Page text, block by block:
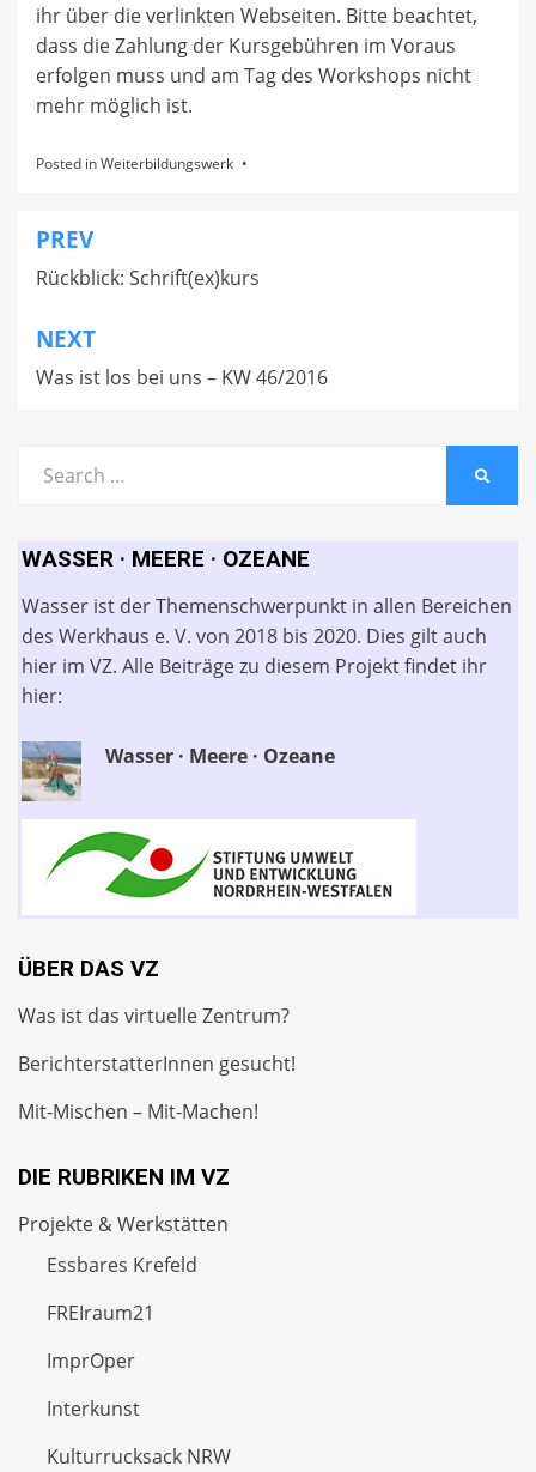
ihr über die verlinkten Webseiten. Bitte beachtet,
dass die Zahlung der Kursgebühren im Voraus
erfolgen muss und am Tag des Workshops nicht
mehr möglich ist.
Posted inWeiterbildungswerk
Beitragsnavigation
PREV
Rückblick: Schrift(ex)kurs
NEXT
Was ist los bei uns – KW 46/2016
for:
WASSER · MEERE · OZEANE
Wasser ist der Themenschwerpunkt in allen Bereichen
des Werkhaus e. V. von 2018 bis 2020. Dies gilt auch
hier im VZ. Alle Beiträge zu diesem Projekt findet ihr
hier:
Wasser · Meere · Ozeane
ÜBER DAS VZ
Was ist das virtuelle Zentrum?
BerichterstatterInnen gesucht!
Mit-Mischen – Mit-Machen!
DIE RUBRIKEN IM VZ
Projekte & Werkstätten
Essbares Krefeld
FREIraum21
ImprOper
Interkunst
Kulturrucksack NRW